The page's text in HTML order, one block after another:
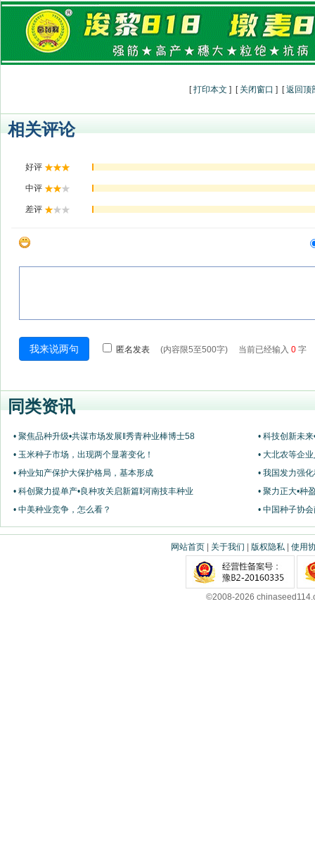
[打印本文 ] [ 关闭窗口 ] [返回顶
相关评论
同类资讯
• 聚焦品种升级•共谋市场发展‖秀青种业棒博士58
• 科技创新未
• 玉米种子市场，出现两个显著变化！
• 大北农等企
• 种业知产保护大保护格局，基本形成
• 我国发力强
• 科创聚力提单产•良种攻关启新篇‖河南技丰种业
• 聚力正大•种
• 中美种业竞争，怎么看？
• 中国种子协
网站首页 | 关于我们 | 版权隐私 |使用
©2008-2026